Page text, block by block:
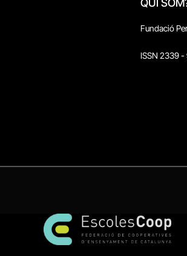
QUI
Fundació
ISSN 2339 -